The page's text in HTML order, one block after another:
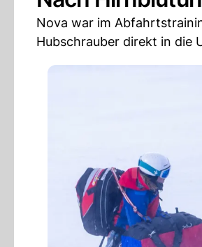
Nova war im
Hubschrauber direkt in die